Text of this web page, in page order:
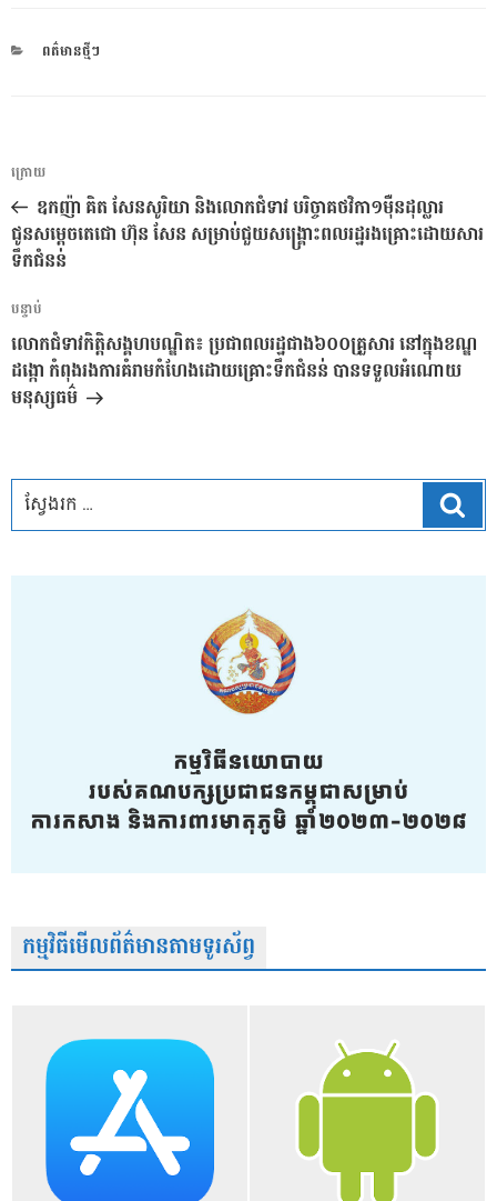
CATEGORIES
ពត៌មានថ្មីៗ
ការ​
នាំទិស​
ប្រកាស
អត្ថបទ
មុន
ក្រោយ
ឧកញ៉ា គិត សែនសូរិយា និងលោកជំទាវ បរិច្ចាគថវិកា១ម៉ឺនដុល្លារ
ជូនសម្តេចតេជោ ហ៊ុន សែន សម្រាប់ជួយសង្គ្រោះពលរដ្ឋរងគ្រោះដោយសារ
ទឹកជំនន់
អត្ថបទ
បន្ទាប់
បន្ទាប់
លោកជំទាវកិត្តិសង្គហបណ្ឌិត៖ ប្រជាពលរដ្ឋជាង៦០០គ្រួសារ នៅក្នុងខណ្ឌ
ដង្កោ កំពុងរងការគំរាមកំហែងដោយគ្រោះទឹកជំនន់ បានទទួលអំណោយ
មនុស្សធម៌
កម្មវិធីមើលព័ត៌មានតាមទូរស័ព្វ